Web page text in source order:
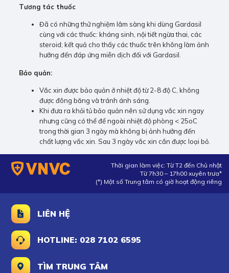
Tương tác thuốc
Đã có những thử nghiệm lâm sàng khi dùng Gardasil
cùng với các thuốc: kháng sinh, nội tiết ngừa thai, các
steroid; kết quả cho thấy các thuốc trên không làm ảnh
hưởng đến đáp ứng miễn dịch đối với Gardasil.
Bảo quản:
Vắc xin được bảo quản ở nhiệt độ từ 2-8 độ C, không
được đông băng và tránh ánh sáng.
Khi đưa ra khỏi tủ bảo quản nên sử dụng vắc xin ngay
nhưng cũng có thể để ngoài nhiệt độ phòng < 25oC
trong thời gian 3 ngày mà không bị ảnh hưởng đến
chất lượng vắc xin. Sau 3 ngày vắc xin cần được loại bỏ.
Thời gian làm việc: Từ T2 đến Chủ nhật
Từ 7h30 – 17h00 xuyên trưa*
(*) Một số Trung tâm có giờ hoạt động riêng
LIÊN HỆ
HOTLINE: 028 7102 6595
TÌM TRUNG TÂM